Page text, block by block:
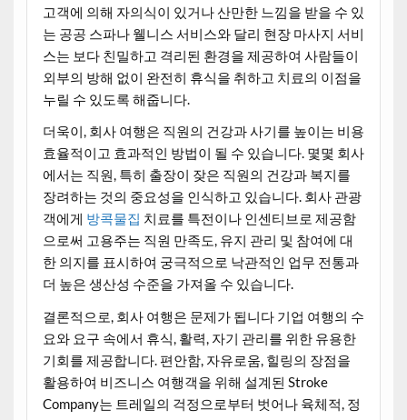
고객에 의해 자의식이 있거나 산만한 느낌을 받을 수 있
는 공공 스파나 웰니스 서비스와 달리 현장 마사지 서비
스는 보다 친밀하고 격리된 환경을 제공하여 사람들이
외부의 방해 없이 완전히 휴식을 취하고 치료의 이점을
누릴 수 있도록 해줍니다.
더욱이, 회사 여행은 직원의 건강과 사기를 높이는 비용
효율적이고 효과적인 방법이 될 수 있습니다. 몇몇 회사
에서는 직원, 특히 출장이 잦은 직원의 건강과 복지를
장려하는 것의 중요성을 인식하고 있습니다. 회사 관광
객에게 방콕물집 치료를 특전이나 인센티브로 제공함
으로써 고용주는 직원 만족도, 유지 관리 및 참여에 대
한 의지를 표시하여 궁극적으로 낙관적인 업무 전통과
더 높은 생산성 수준을 가져올 수 있습니다.
결론적으로, 회사 여행은 문제가 됩니다 기업 여행의 수
요와 요구 속에서 휴식, 활력, 자기 관리를 위한 유용한
기회를 제공합니다. 편안함, 자유로움, 힐링의 장점을
활용하여 비즈니스 여행객을 위해 설계된 Stroke
Company는 트레일의 걱정으로부터 벗어나 육체적, 정